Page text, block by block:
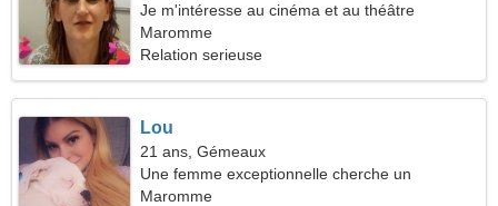
Je m'intéresse au cinéma et au théâtre
Maromme
Relation serieuse
Lou
21 ans, Gémeaux
Une femme exceptionnelle cherche un
partenaire
Maromme